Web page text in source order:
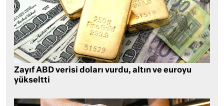
Zayıf ABD verisi doları vurdu, altın ve euroyu
yükseltti